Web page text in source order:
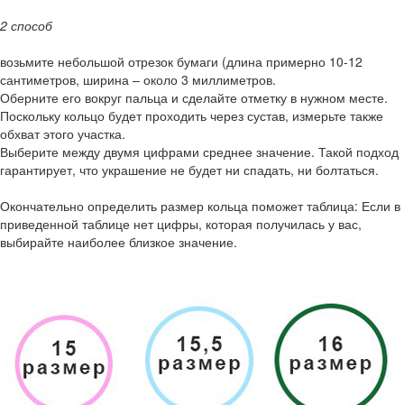
2 способ
возьмите небольшой отрезок бумаги (длина примерно 10-12
сантиметров, ширина – около 3 миллиметров.
Оберните его вокруг пальца и сделайте отметку в нужном месте.
Поскольку кольцо будет проходить через сустав, измерьте также
обхват этого участка.
Выберите между двумя цифрами среднее значение. Такой подход
гарантирует, что украшение не будет ни спадать, ни болтаться.
Окончательно определить размер кольца поможет таблица: Если в
приведенной таблице нет цифры, которая получилась у вас,
выбирайте наиболее близкое значение.